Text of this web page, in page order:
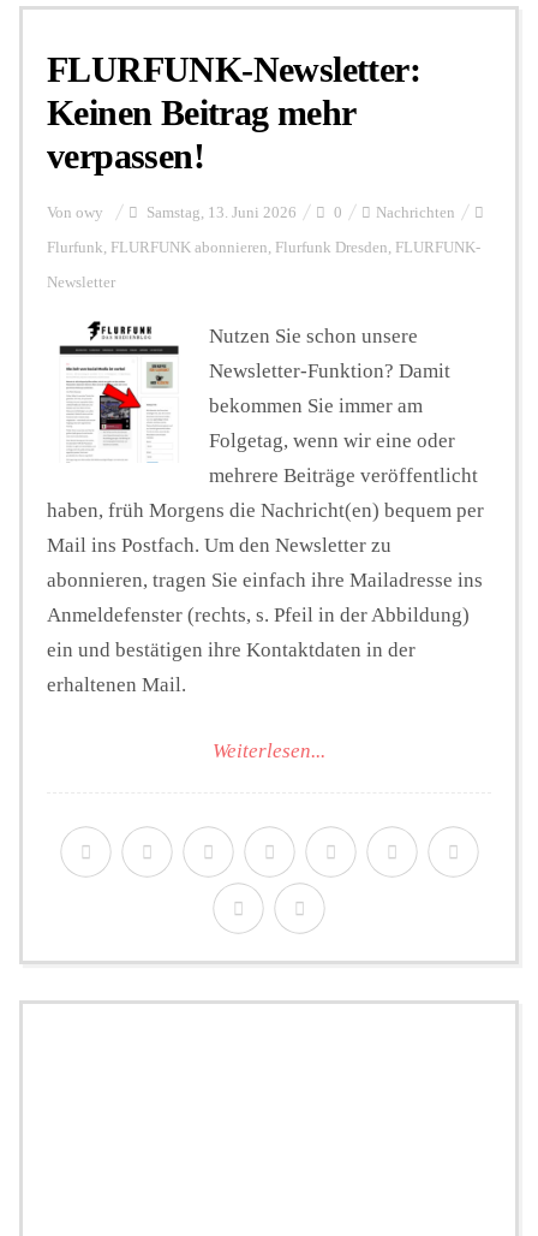
Personalien
Hintergrund
FUNKTURM-Beiträge
Podcast
Seminare
Unterstützen
FLURFUNK-Newsletter:
Keinen Beitrag mehr
verpassen!
Von owy Samstag, 13. Juni 2026 0 Nachrichten
Flurfunk, FLURFUNK abonnieren, Flurfunk Dresden, FLURFUNK-
Newsletter
Nutzen Sie schon unsere
Newsletter-Funktion? Damit
bekommen Sie immer am
Folgetag, wenn wir eine oder
mehrere Beiträge veröffentlicht
haben, früh Morgens die Nachricht(en) bequem per
Mail ins Postfach. Um den Newsletter zu
abonnieren, tragen Sie einfach ihre Mailadresse ins
Anmeldefenster (rechts, s. Pfeil in der Abbildung)
ein und bestätigen ihre Kontaktdaten in der
erhaltenen Mail.
Weiterlesen...